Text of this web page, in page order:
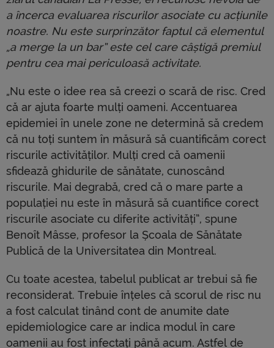
a încerca evaluarea riscurilor asociate cu acțiunile
noastre. Nu este surprinzător faptul că elementul
„a merge la un bar” este cel care câștigă premiul
pentru cea mai periculoasă activitate.
„Nu este o idee rea să creezi o scară de risc. Cred
că ar ajuta foarte mulți oameni. Accentuarea
epidemiei în unele zone ne determină să credem
că nu toți suntem în măsură să cuantificăm corect
riscurile activităților. Mulți cred că oamenii
sfidează ghidurile de sănătate, cunoscând
riscurile. Mai degrabă, cred că o mare parte a
populației nu este în măsură să cuantifice corect
riscurile asociate cu diferite activități”, spune
Benoît Mâsse, profesor la Școala de Sănătate
Publică de la Universitatea din Montreal.
Cu toate acestea, tabelul publicat ar trebui să fie
reconsiderat. Trebuie înțeles că scorul de risc nu
a fost calculat tinând cont de anumite date
epidemiologice care ar indica modul în care
oamenii au fost infectați până acum. Astfel de